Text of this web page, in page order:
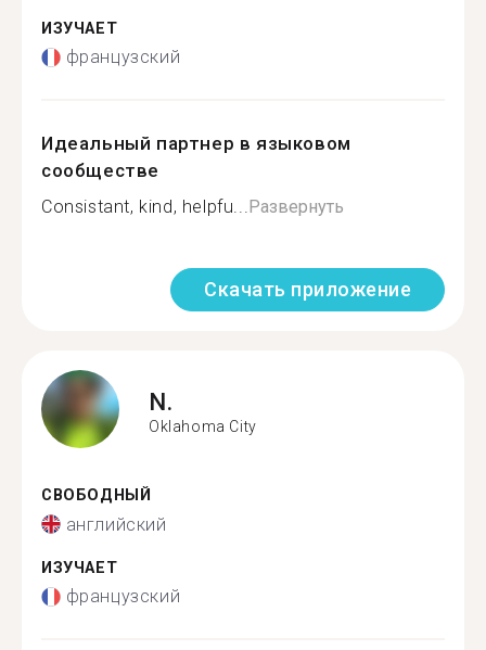
ИЗУЧАЕТ
французский
Идеальный партнер в языковом
сообществе
Consistant, kind, helpfu...Развернуть
Скачать приложение
N.
Oklahoma City
СВОБОДНЫЙ
английский
ИЗУЧАЕТ
французский